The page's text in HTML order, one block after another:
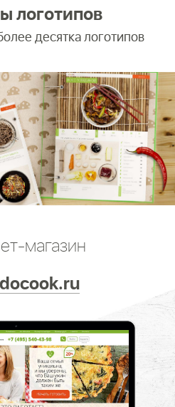
логотипов
десятка логотипов
магазин